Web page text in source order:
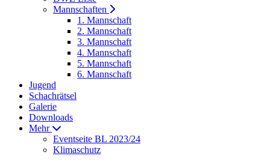
Mannschaften
1. Mannschaft
2. Mannschaft
3. Mannschaft
4. Mannschaft
5. Mannschaft
6. Mannschaft
Jugend
Schachrätsel
Galerie
Downloads
Mehr
Eventseite BL 2023/24
Klimaschutz